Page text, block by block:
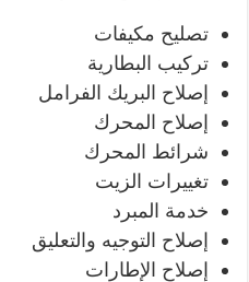
تصليح مكيفات
تركيب البطارية
إصلاح البريك الفرامل
إصلاح المحرك
شرائط المحرك
تغييرات الزيت
خدمة المبرد
إصلاح التوجيه والتعليق
إصلاح الإطارات